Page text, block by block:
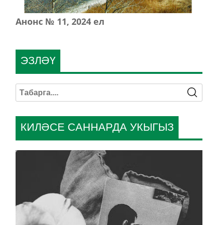
Анонс № 11, 2024 ел
КИЛӘСЕ САННАРДА УКЫГЫЗ
ЭЗЛӘҮ